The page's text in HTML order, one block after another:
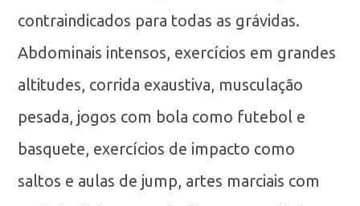
contraindicados para todas as grávidas.
Abdominais intensos, exercícios em grandes
altitudes, corrida exaustiva, musculação
pesada, jogos com bola como futebol e
basquete, exercícios de impacto como
saltos e aulas de jump, artes marciais com